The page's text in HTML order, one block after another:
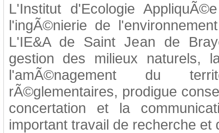
L'Institut d'Ecologie
l'ingÃ©nierie de
L'IE&A de Saint Jean de
gestion des milieux naturels,
l'amÃ©nagement du
rÃ©glementaires, prodigue
concertation et la
important travail de recherche et